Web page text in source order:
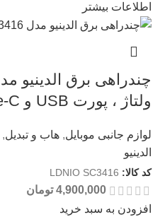
اطلاعات بیشتر
ولتاژ ، پورت USB و Type-C
لوازم جانبی موبایل, هاب و تبدیل,
الدینیو
کد کالا: LDNIO SC3416
4,900,000 تومان
افزودن به سبد خرید